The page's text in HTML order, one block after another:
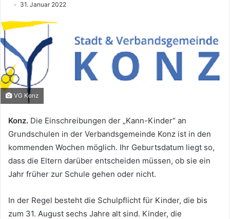
31. Januar 2022
VG Konz
Konz. Die Einschreibungen der „Kann-Kinder“ an
Grundschulen in der Verbandsgemeinde Konz ist in den
kommenden Wochen möglich. Ihr Geburtsdatum liegt so,
dass die Eltern darüber entscheiden müssen, ob sie ein
Jahr früher zur Schule gehen oder nicht.
In der Regel besteht die Schulpflicht für Kinder, die bis
zum 31. August sechs Jahre alt sind. Kinder, die